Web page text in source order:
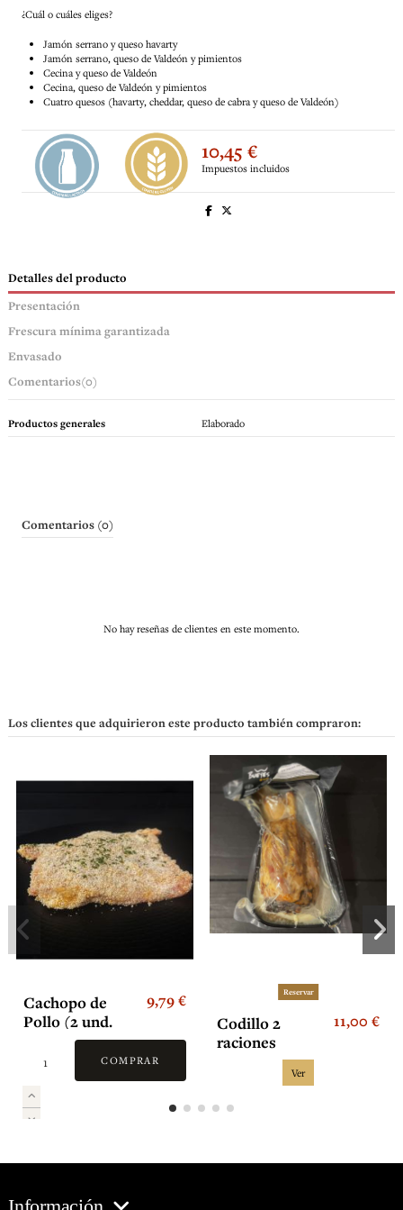
¿Cuál o cuáles eliges?
Jamón serrano y queso havarty
Jamón serrano, queso de Valdeón y pimientos
Cecina y queso de Valdeón
Cecina, queso de Valdeón y pimientos
Cuatro quesos (havarty, cheddar, queso de cabra y queso de Valdeón)
10,45 €
Impuestos incluidos
Detalles del producto
Presentación
Frescura mínima garantizada
Envasado
Comentarios(0)
Productos generales Elaborado
Comentarios (0)
No hay reseñas de clientes en este momento.
Los clientes que adquirieron este producto también compraron:
Cachopo de
Pollo (2 und.
9,79 €
COMPRAR
Reservar
Codillo 2
raciones
11,00 €
Ver